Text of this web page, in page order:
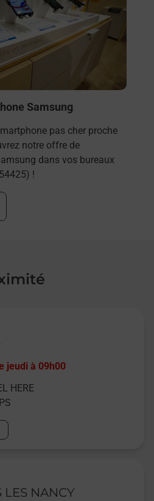
Samsung
pas cher proche
notre offre de
dans vos bureaux
!
jeudi à 09h00
HERE
LES NANCY